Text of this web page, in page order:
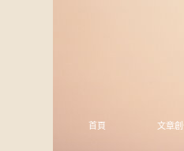
首頁 文章